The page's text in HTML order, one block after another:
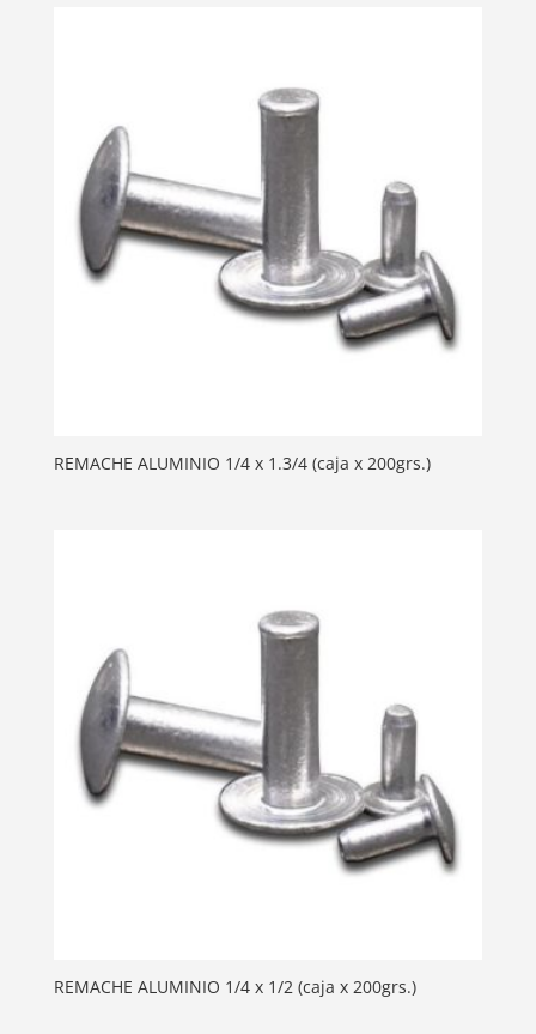
REMACHE ALUMINIO 1/4 x 1.3/4 (caja x 200grs.)
REMACHE ALUMINIO 1/4 x 1/2 (caja x 200grs.)